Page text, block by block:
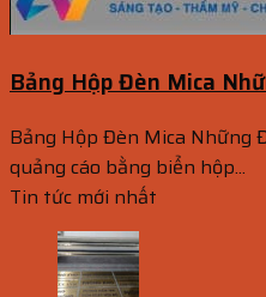
Bảng Hộp Đèn Mica
Bảng Hộp Đèn Mica Những
quảng cáo bằng biển hộp...
Tin tức mới nhất